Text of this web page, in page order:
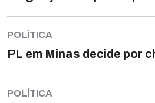
POLÍTICA
PL em Minas decide por
POLÍTICA